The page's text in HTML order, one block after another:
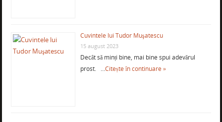
Cuvintele lui Tudor Muşatescu
15 august 2023
Decât să minți bine, mai bine spui adevărul
prost. …Citește în continuare »